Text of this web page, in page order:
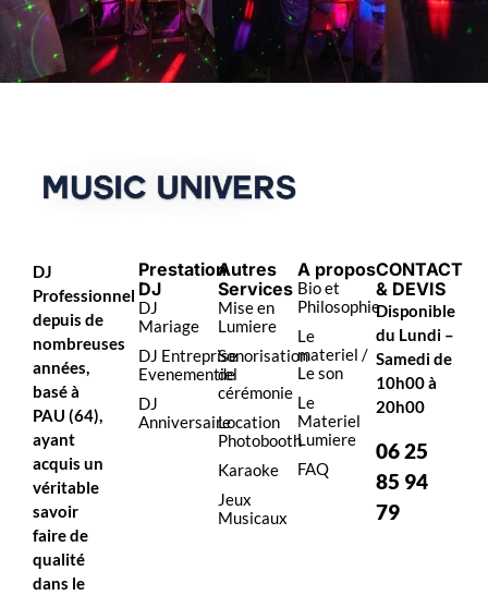
DJ
Professionnel
depuis de
nombreuses
années,
basé à
PAU (64),
ayant
acquis un
véritable
savoir
faire de
qualité
dans le
Prestation
DJ
DJ
Mariage
DJ Entreprise
Evenementiel
DJ
Anniversaire
Autres
Services
Mise en
Lumiere
Sonorisation
de
cérémonie
Location
Photobooth
Karaoke
Jeux
Musicaux
A propos
Bio et
Philosophie
Le
materiel /
Le son
Le
Materiel
Lumiere
FAQ
CONTACT
& DEVIS
Disponible
du Lundi –
Samedi de
10h00 à
20h00
06 25
85 94
79